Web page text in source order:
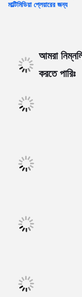
মাল্টিমিডিয়া প্লেয়ারের জন্য
আমরা
করতে পারিঃ